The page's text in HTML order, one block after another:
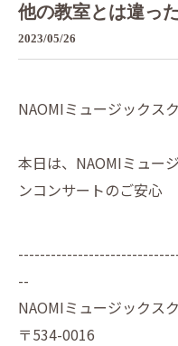
他の教室とは違っ
2023/05/26
NAOMIミュージックス
本日は、NAOMIミュー
ンコンサートのご安心
--
NAOMIミュージックス
〒534-0016